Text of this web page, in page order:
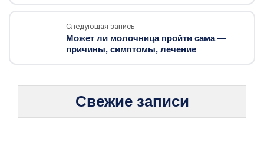
Следующая запись
Может ли молочница пройти сама —
причины, симптомы, лечение
Свежие записи